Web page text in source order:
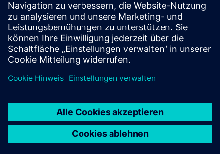
Impressum
Datenschutz
Cookie-Richtlinien
Nutzungsbedingungen
Digitales Zertifikat